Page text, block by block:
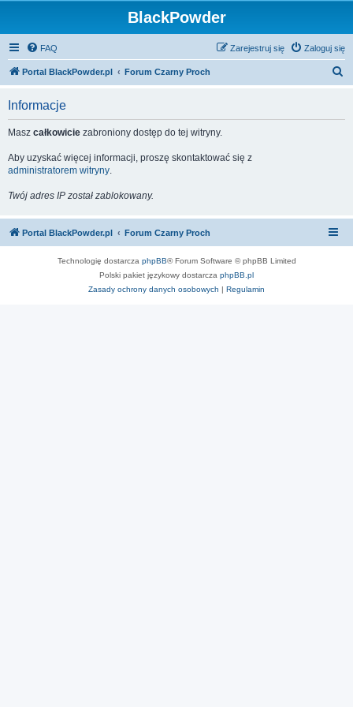
BlackPowder
FAQ Zaloguj się
Zarejestruj się
Portal BlackPowder.pl Forum Czarny Proch
Informacje
Masz całkowicie zabroniony dostęp do tej witryny.
Aby uzyskać więcej informacji, proszę skontaktować się z
administratorem witryny.
Twój adres IP został zablokowany.
Portal BlackPowder.pl Forum Czarny Proch
Technologię dostarcza phpBB® Forum Software © phpBB Limited
Polski pakiet językowy dostarcza phpBB.pl
Zasady ochrony danych osobowych | Regulamin